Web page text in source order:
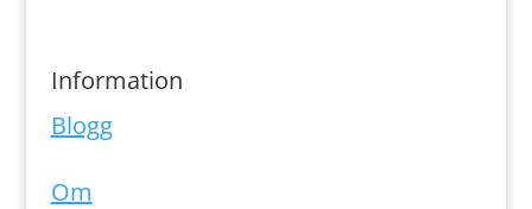
Information
Blogg
Om